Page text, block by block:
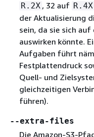
R.2X , 32 auf R.4X
der Aktualisierung
sein, da sie sich
auswirken könnte.
Aufgaben führt
Festplattendruck
Quell- und
gleichzeitigen
führen).
--extra-files
Die Amazon-S3-